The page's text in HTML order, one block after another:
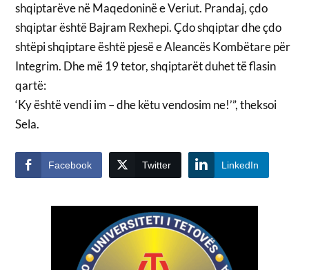
shqiptarëve në Maqedoninë e Veriut. Prandaj, çdo
shqiptar është Bajram Rexhepi. Çdo shqiptar dhe çdo
shtëpi shqiptare është pjesë e Aleancës Kombëtare për
Integrim. Dhe më 19 tetor, shqiptarët duhet të flasin
qartë:
‘Ky është vendi im – dhe këtu vendosim ne!’”, theksoi
Sela.
Facebook Twitter LinkedIn